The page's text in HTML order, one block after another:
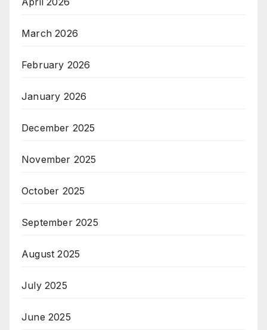
March 2026
February 2026
January 2026
December 2025
November 2025
October 2025
September 2025
August 2025
July 2025
June 2025